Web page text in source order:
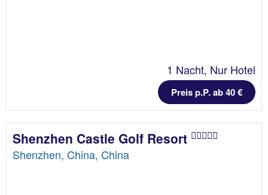
1 Nacht, Nur Hotel
Preis p.P. ab 40 €
Shenzhen Castle Golf Resort
Shenzhen, China, China